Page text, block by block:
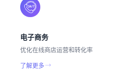
电子商务
优化在线商店运营和转化率
了解更多